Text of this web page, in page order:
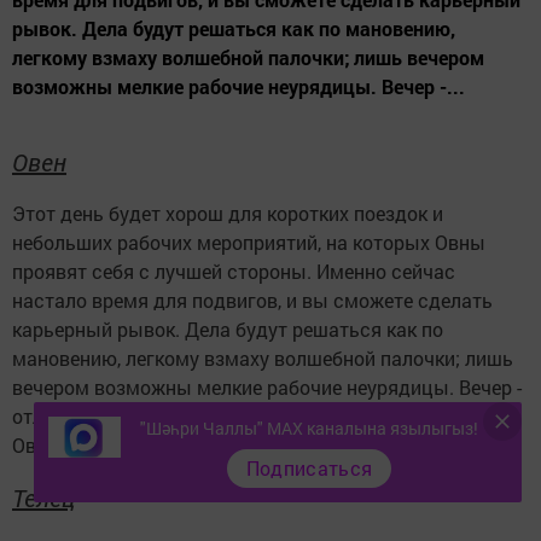
рывок. Дела будут решаться как по мановению,
легкому взмаху волшебной палочки; лишь вечером
возможны мелкие рабочие неурядицы. Вечер -...
Овен
Этот день будет хорош для коротких поездок и
небольших рабочих мероприятий, на которых Овны
проявят себя с лучшей стороны. Именно сейчас
настало время для подвигов, и вы сможете сделать
карьерный рывок. Дела будут решаться как по
мановению, легкому взмаху волшебной палочки; лишь
вечером возможны мелкие рабочие неурядицы. Вечер -
отличное время для романтического свидания, когда
Овны смогут отдохнуть душой и телом
Телец
"Шәһри Чаллы" MAX каналына язылыгыз!
Подписаться